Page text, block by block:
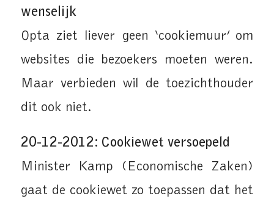
wenselijk
Opta ziet liever geen ‘cookiemuur’ om
websites die bezoekers moeten weren.
Maar verbieden wil de toezichthouder
dit ook niet.
20-12-2012: Cookiewet versoepeld
Minister Kamp (Economische Zaken)
gaat de cookiewet zo toepassen dat het